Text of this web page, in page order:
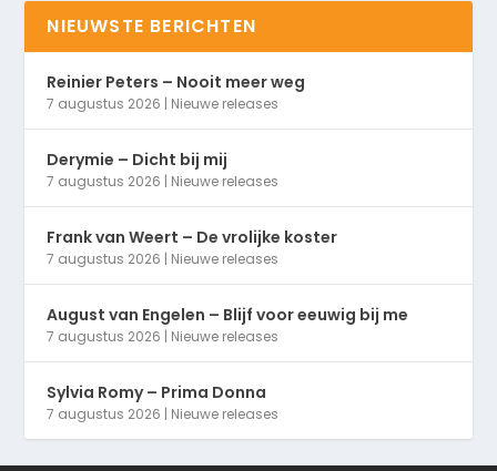
NIEUWSTE BERICHTEN
Reinier Peters – Nooit meer weg
7 augustus 2026 Nieuwe releases
Derymie – Dicht bij mij
7 augustus 2026 Nieuwe releases
Frank van Weert – De vrolijke koster
7 augustus 2026 Nieuwe releases
August van Engelen – Blijf voor eeuwig bij me
7 augustus 2026 Nieuwe releases
Sylvia Romy – Prima Donna
7 augustus 2026 Nieuwe releases